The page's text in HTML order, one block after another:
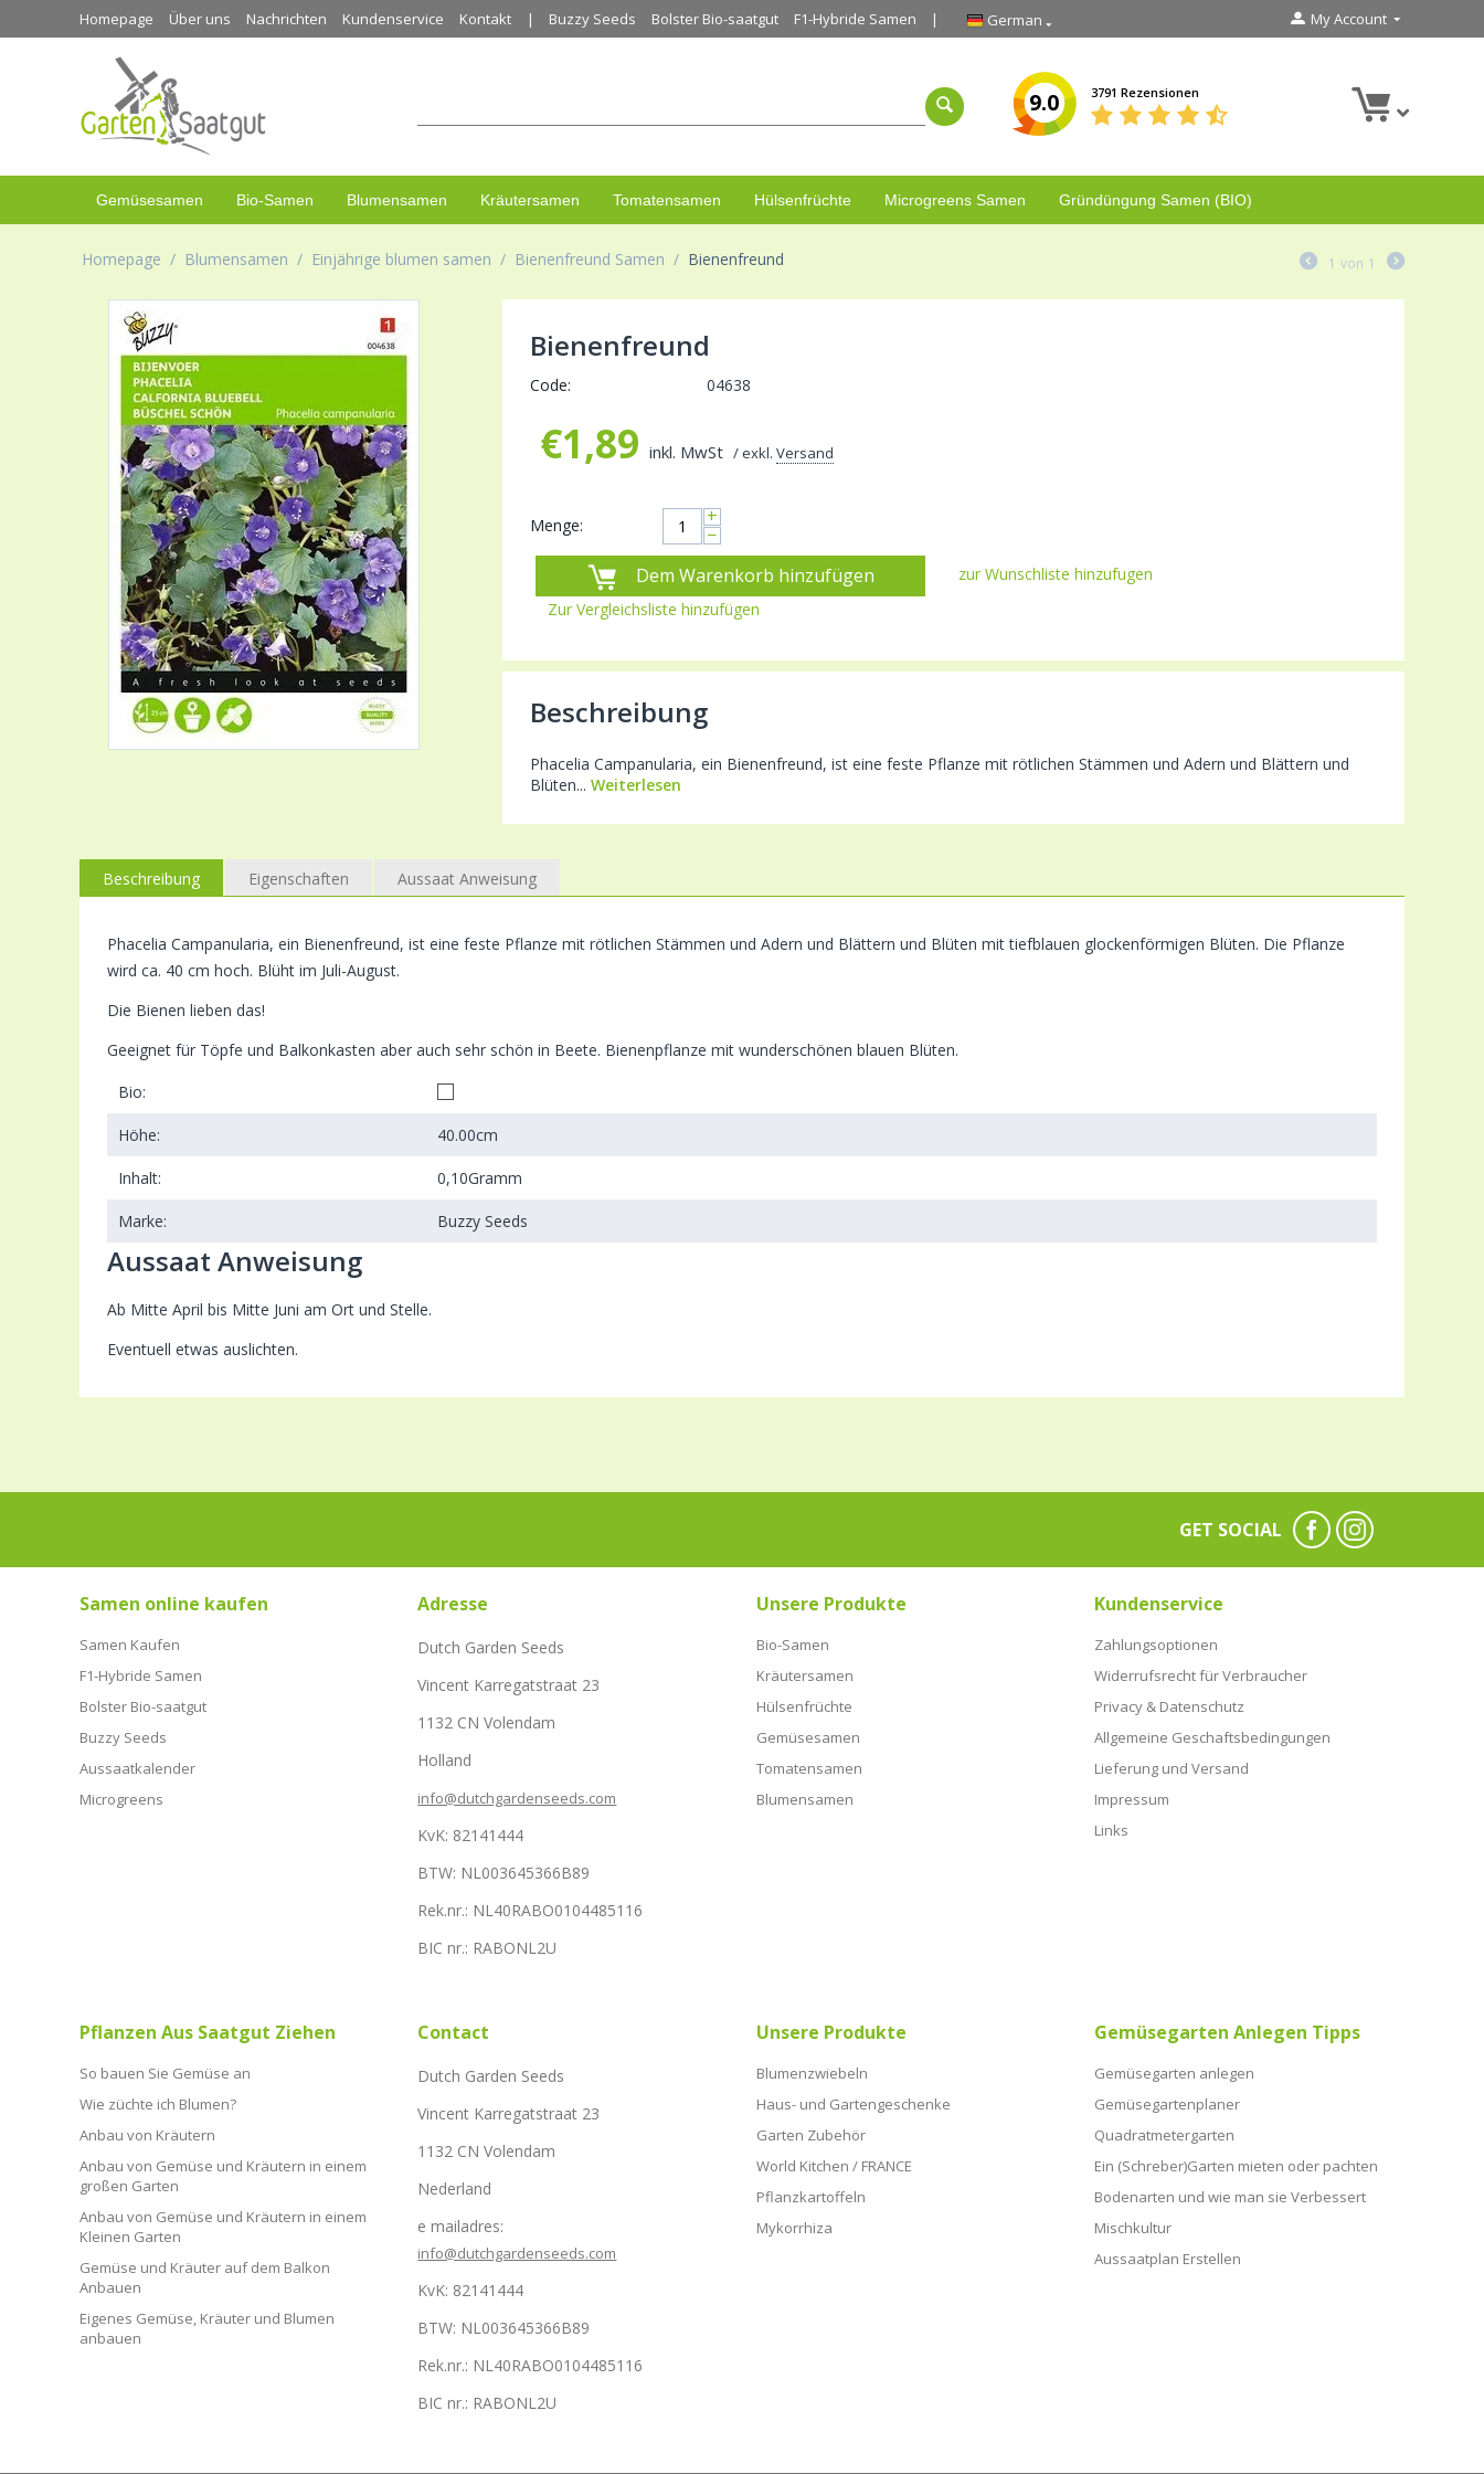
Homepage Über uns Nachrichten Kundenservice Kontakt Buzzy Seeds Bolster Bio-saatgut F1-Hybride Samen German My Account
9.0 3791 Rezensionen
Gemüsesamen Bio-Samen Blumensamen Kräutersamen Tomatensamen Hülsenfrüchte Microgreens Samen Gründüngung Samen (BIO)
Homepage / Blumensamen / Einjährige blumen samen / Bienenfreund Samen / Bienenfreund 1 von 1
Bienenfreund
Code: 04638
€1,89 inkl. MwSt / exkl. Versand
Menge: +
−
Dem Warenkorb hinzufügen
zur Wunschliste hinzufugen
Zur Vergleichsliste hinzufügen
Beschreibung
Phacelia Campanularia, ein Bienenfreund, ist eine feste Pflanze mit rötlichen Stämmen und Adern und Blättern und
Blüten... Weiterlesen
Beschreibung Eigenschaften Aussaat Anweisung
Phacelia Campanularia, ein Bienenfreund, ist eine feste Pflanze mit rötlichen Stämmen und Adern und Blättern und Blüten mit tiefblauen glockenförmigen Blüten. Die Pflanze
wird ca. 40 cm hoch. Blüht im Juli-August.
Die Bienen lieben das!
Geeignet für Töpfe und Balkonkasten aber auch sehr schön in Beete. Bienenpflanze mit wunderschönen blauen Blüten.
Bio:
Höhe: 40.00cm
Inhalt: 0,10Gramm
Marke: Buzzy Seeds
Aussaat Anweisung
Ab Mitte April bis Mitte Juni am Ort und Stelle.
Eventuell etwas auslichten.
GET SOCIAL
Samen online kaufen
Samen Kaufen
F1-Hybride Samen
Bolster Bio-saatgut
Buzzy Seeds
Aussaatkalender
Microgreens
Adresse
Dutch Garden Seeds
Vincent Karregatstraat 23
1132 CN Volendam
Holland
info@dutchgardenseeds.com
KvK: 82141444
BTW: NL003645366B89
Rek.nr.: NL40RABO0104485116
BIC nr.: RABONL2U
Unsere Produkte
Bio-Samen
Kräutersamen
Hülsenfrüchte
Gemüsesamen
Tomatensamen
Blumensamen
Kundenservice
Zahlungsoptionen
Widerrufsrecht für Verbraucher
Privacy & Datenschutz
Allgemeine Geschaftsbedingungen
Lieferung und Versand
Impressum
Links
Pflanzen Aus Saatgut Ziehen
So bauen Sie Gemüse an
Wie züchte ich Blumen?
Anbau von Kräutern
Anbau von Gemüse und Kräutern in einem
großen Garten
Anbau von Gemüse und Kräutern in einem
Kleinen Garten
Gemüse und Kräuter auf dem Balkon
Anbauen
Eigenes Gemüse, Kräuter und Blumen
anbauen
Contact
Dutch Garden Seeds
Vincent Karregatstraat 23
1132 CN Volendam
Nederland
e mailadres:
info@dutchgardenseeds.com
KvK: 82141444
BTW: NL003645366B89
Rek.nr.: NL40RABO0104485116
BIC nr.: RABONL2U
Unsere Produkte
Blumenzwiebeln
Haus- und Gartengeschenke
Garten Zubehör
World Kitchen / FRANCE
Pflanzkartoffeln
Mykorrhiza
Gemüsegarten Anlegen Tipps
Gemüsegarten anlegen
Gemüsegartenplaner
Quadratmetergarten
Ein (Schreber)Garten mieten oder pachten
Bodenarten und wie man sie Verbessert
Mischkultur
Aussaatplan Erstellen